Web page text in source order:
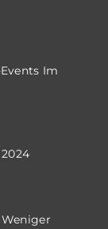
Im